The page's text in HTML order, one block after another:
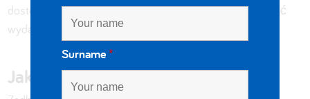
dostosowanie diety, aby zadbać o zdrowie krów i podnieść
wydajność mleczną.
Jak sobie poradziliśmy?
Surname*